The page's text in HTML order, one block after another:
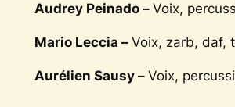
Audrey Peinado – Voix,
Mario Leccia – Voix, zarb, daf,
Aurélien Sausy – Voix,